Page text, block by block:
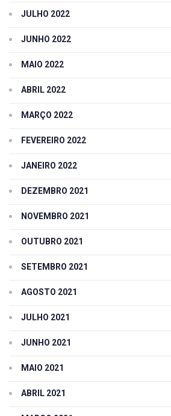
JULHO 2022
JUNHO 2022
MAIO 2022
ABRIL 2022
MARÇO 2022
FEVEREIRO 2022
JANEIRO 2022
DEZEMBRO 2021
NOVEMBRO 2021
OUTUBRO 2021
SETEMBRO 2021
AGOSTO 2021
JULHO 2021
JUNHO 2021
MAIO 2021
ABRIL 2021